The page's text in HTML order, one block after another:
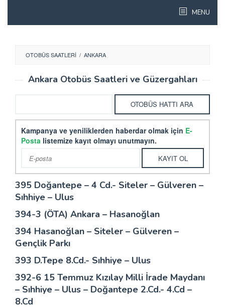
content
MENU
OTOBÜS SAATLERI / ANKARA
Ankara Otobüs Saatleri ve Güzergahları
Kampanya ve yeniliklerden haberdar olmak için E-
Posta listemize kayıt olmayı unutmayın.
395 Doğantepe – 4 Cd.- Siteler – Gülveren –
Sıhhiye – Ulus
394-3 (ÖTA) Ankara – Hasanoğlan
394 Hasanoğlan – Siteler – Gülveren –
Gençlik Parkı
393 D.Tepe 8.Cd.- Sıhhiye – Ulus
392-6 15 Temmuz Kızılay Milli İrade Maydanı
– Sıhhiye – Ulus – Doğantepe 2.Cd.- 4.Cd –
8.Cd